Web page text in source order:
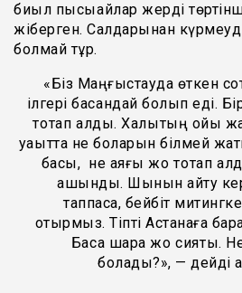
биыл пысықайлар жерді
жіберген. Салдарынан
болмай тұр.
«Біз Маңғыстауда өткен
ілгері басқандай болып еді.
тоқтап қалды. Халықтың ойы
уақытта не боларын білмей
басы, не аяғы жоқ тоқтап
ашынды. Шынын айту
таппаса, бейбіт
отырмыз. Тіпті Астанаға
Басқа шара жоқ
болады?», — дейді